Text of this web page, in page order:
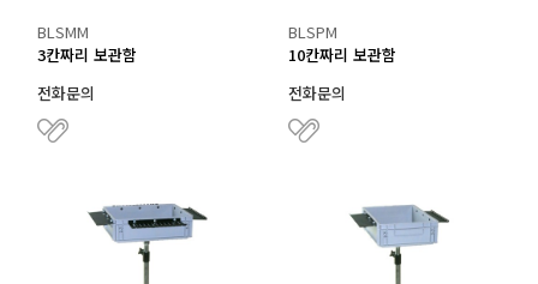
BLSMM
3칸짜리 보관함
전화문의
BLSPM
10칸짜리 보관함
전화문의